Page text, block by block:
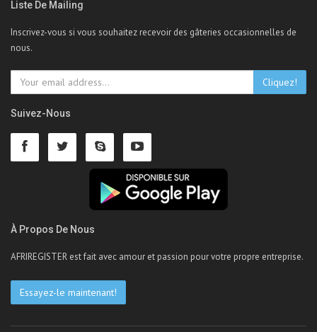
Liste De Mailing
Inscrivez-vous si vous souhaitez recevoir des gâteries occasionnelles de
nous.
Cliquez!
Suivez-Nous
À Propos De Nous
AFRIREGISTER est fait avec amour et passion pour votre propre entreprise.
Essayez-le maintenant!